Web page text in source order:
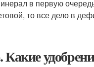
в первую
то все дело в